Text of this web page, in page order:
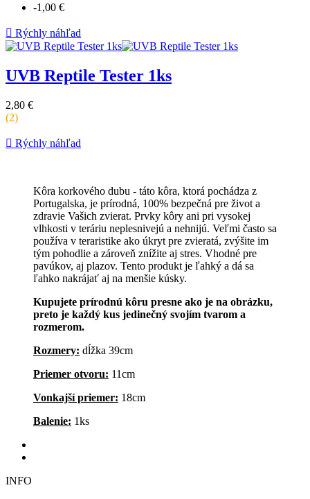
-1,00 €
 Rýchly náhľad
UVB Reptile Tester 1ks
Cena
za
2,80 €
(2)
 Rýchly náhľad
Kôra korkového dubu - táto kôra, ktorá pochádza z
Portugalska, je prírodná, 100% bezpečná pre život a
zdravie Vašich zvierat. Prvky kôry ani pri vysokej
vlhkosti v teráriu neplesnivejú a nehnijú. Veľmi často sa
používa v teraristike ako úkryt pre zvieratá, zvýšite im
tým pohodlie a zároveň znížite aj stres. Vhodné pre
pavúkov, aj plazov. Tento produkt je ľahký a dá sa
ľahko nakrájať aj na menšie kúsky.
Kupujete prírodnú kôru presne ako je na obrázku,
preto je každý kus jedinečný svojím tvarom a
rozmerom.
Rozmery: dĺžka 39cm
Priemer otvoru: 11cm
Vonkajší priemer: 18cm
Balenie: 1ks
INFO